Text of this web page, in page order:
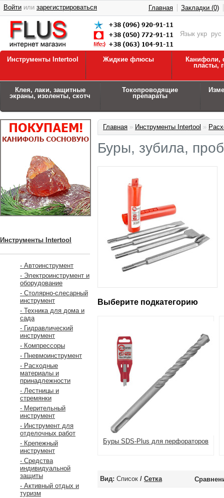
Язык укр рус
Войти или зарегистрироваться Главная Закладки (0)
Инструменты Intertool Жидкие флюсы
Канифоли,
пласты,
Клея, лаки, защитные
экраны, изоленты, скотч
Токопроводящие
препараты
Инструменты Intertool
- Автоинструмент
- Электроинструмент и
оборудование
- Столярно-слесарный
инструмент
- Техника для дома и
сада
- Гидравлический
инструмент
- Компрессоры
- Пневмоинструмент
- Расходные
материалы и
принадлежности
- Лестницы и
стремянки
- Мерительный
инструмент
- Инструмент для
отделочных работ
- Крепежный
инструмент
- Средства
индивидуальной
защиты
- Активный отдых и
туризм
Главная » Инструменты Intertool »
Буры, зубила,
Выберите подкатегорию
Буры SDS-Plus для перфораторов
Вид: Список / Сетка